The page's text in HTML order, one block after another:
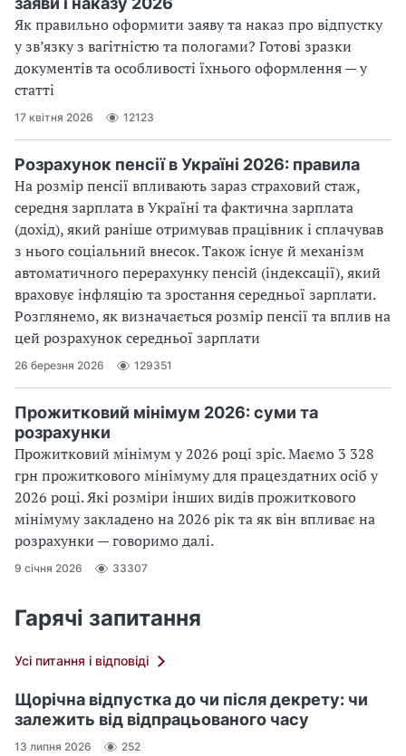
Як правильно оформити заяву та наказ про відпустку
у зв’язку з вагітністю та пологами? Готові зразки
документів та особливості їхнього оформлення — у
статті
17 квітня 2026 12123
Розрахунок пенсії в Україні 2026: правила
На розмір пенсії впливають зараз страховий стаж,
середня зарплата в Україні та фактична зарплата
(дохід), який раніше отримував працівник і сплачував
з нього соціальний внесок. Також існує й механізм
автоматичного перерахунку пенсій (індексації), який
враховує інфляцію та зростання середньої зарплати.
Розглянемо, як визначається розмір пенсії та вплив на
цей розрахунок середньої зарплати
26 березня 2026 129351
Прожитковий мінімум 2026: суми та
розрахунки
Прожитковий мінімум у 2026 році зріс. Маємо 3 328
грн прожиткового мінімуму для працездатних осіб у
2026 році. Які розміри інших видів прожиткового
мінімуму закладено на 2026 рік та як він впливає на
розрахунки — говоримо далі.
9 січня 2026 33307
Гарячі запитання
Усі питання і відповіді
Щорічна відпустка до чи після декрету: чи
залежить від відпрацьованого часу
13 липня 2026 252